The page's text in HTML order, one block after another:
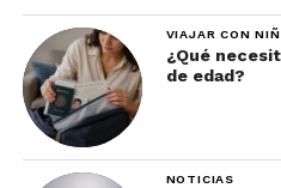
VIAJAR CON
¿Qué
de edad?
NOTICIAS